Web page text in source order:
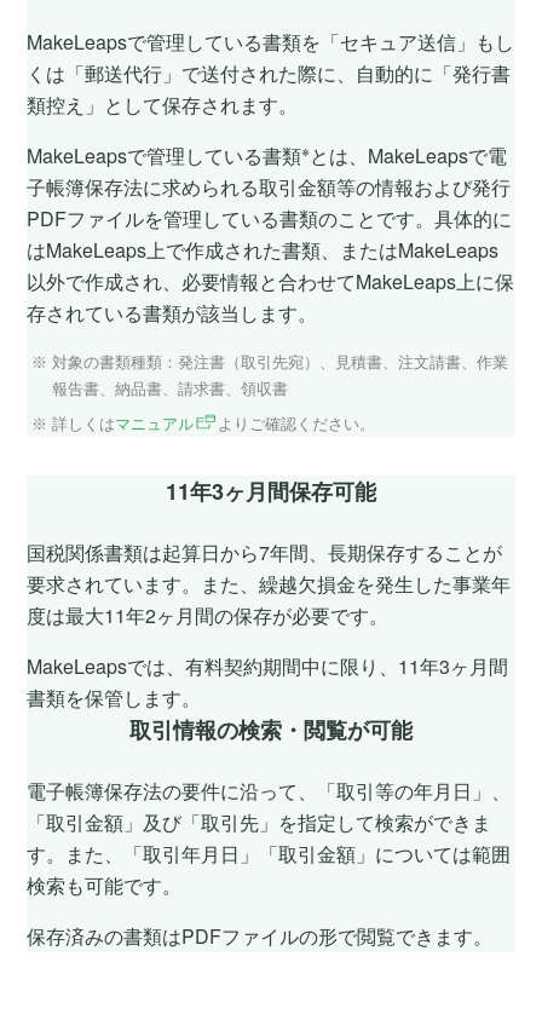
MakeLeapsで管理している書類を「セキュア送信」もし
くは「郵送代行」で送付された際に、自動的に「発行書
類控え」として保存されます。
MakeLeapsで管理している書類※とは、MakeLeapsで電
子帳簿保存法に求められる取引金額等の情報および発行
PDFファイルを管理している書類のことです。具体的に
はMakeLeaps上で作成された書類、またはMakeLeaps
以外で作成され、必要情報と合わせてMakeLeaps上に保
存されている書類が該当します。
対象の書類種類：発注書（取引先宛）、見積書、注文請書、作業
報告書、納品書、請求書、領収書
詳しくはマニュアル よりご確認ください。
11年3ヶ月間保存可能
国税関係書類は起算日から7年間、長期保存することが
要求されています。また、繰越欠損金を発生した事業年
度は最大11年2ヶ月間の保存が必要です。
MakeLeapsでは、有料契約期間中に限り、11年3ヶ月間
書類を保管します。
取引情報の検索・閲覧が可能
電子帳簿保存法の要件に沿って、「取引等の年月日」、
「取引金額」及び「取引先」を指定して検索ができま
す。また、「取引年月日」「取引金額」については範囲
検索も可能です。
保存済みの書類はPDFファイルの形で閲覧できます。